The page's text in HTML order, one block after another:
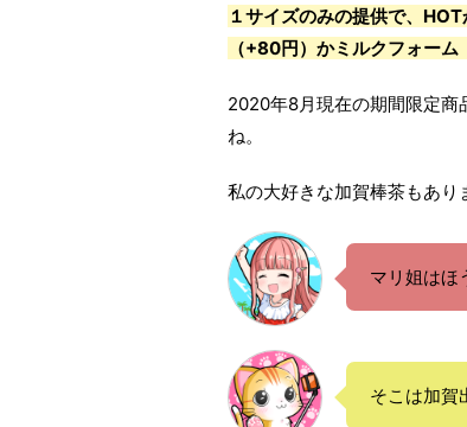
１サイズのみの提供で、
（+80円） かミルクフォーム
2020年8月現在の期間限定商
ね。
私の大好きな加賀棒茶もあり
マリ姐はほ
そこは加賀